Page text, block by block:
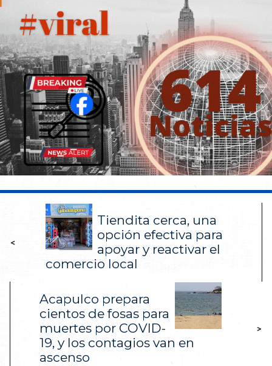
<
Tiendita cerca, una
opción efectiva para
apoyar y reactivar el
comercio local
Acapulco prepara
cientos de fosas para
muertes por COVID-
19, y los contagios van en
ascenso
>